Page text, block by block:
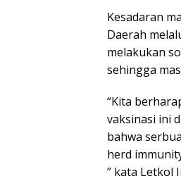
Kesadaran
Daerah
melakukan
sehingga
“Kita
vaksinasi ini
bahwa
herd
” kata Letkol